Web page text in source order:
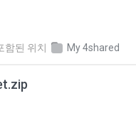
함된 위치 My 4shared